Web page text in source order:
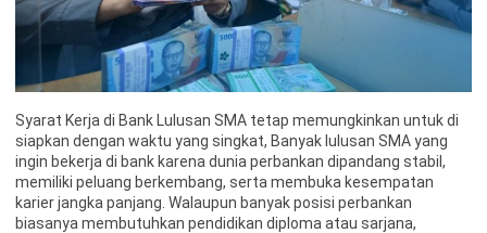
Syarat Kerja di Bank Lulusan SMA tetap memungkinkan untuk di
siapkan dengan waktu yang singkat, Banyak lulusan SMA yang
ingin bekerja di bank karena dunia perbankan dipandang stabil,
memiliki peluang berkembang, serta membuka kesempatan
karier jangka panjang. Walaupun banyak posisi perbankan
biasanya membutuhkan pendidikan diploma atau sarjana,